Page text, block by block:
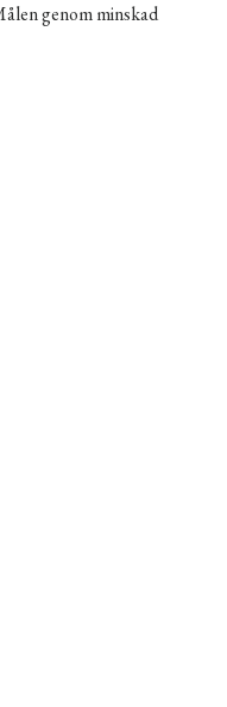
genom minskad